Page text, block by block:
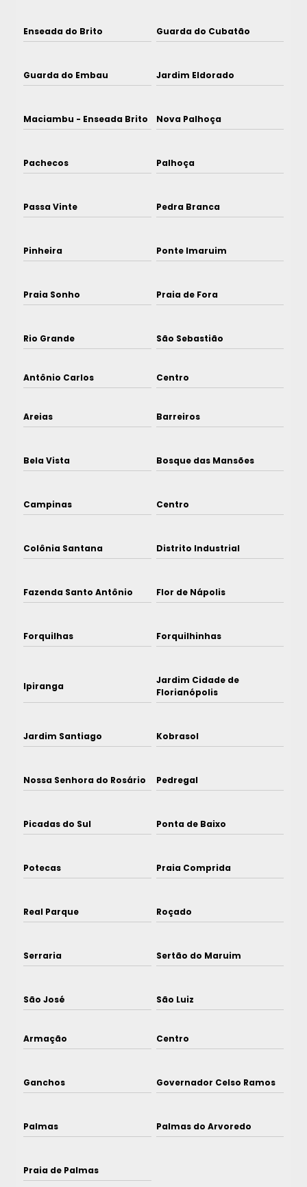
Enseada do Brito Guarda do Cubatão
Guarda do Embau Jardim Eldorado
Maciambu - Enseada Brito Nova Palhoça
Pachecos Palhoça
Passa Vinte Pedra Branca
Pinheira Ponte Imaruim
Praia Sonho Praia de Fora
Rio Grande São Sebastião
Antônio Carlos Centro
Areias Barreiros
Bela Vista Bosque das Mansões
Campinas Centro
Colônia Santana Distrito Industrial
Fazenda Santo Antônio Flor de Nápolis
Forquilhas Forquilhinhas
Ipiranga
Jardim Cidade de
Florianópolis
Jardim Santiago Kobrasol
Nossa Senhora do Rosário Pedregal
Picadas do Sul Ponta de Baixo
Potecas Praia Comprida
Real Parque Roçado
Serraria Sertão do Maruim
São José São Luiz
Armação Centro
Ganchos Governador Celso Ramos
Palmas Palmas do Arvoredo
Praia de Palmas